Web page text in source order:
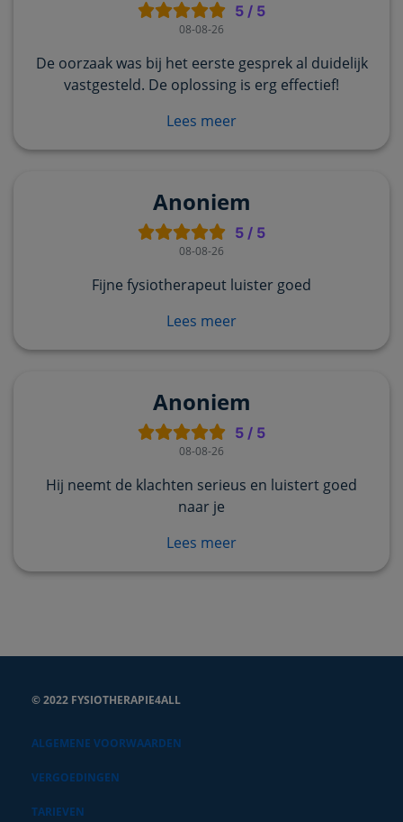
5 / 5
08-08-26
De oorzaak was bij het eerste gesprek al duidelijk
vastgesteld. De oplossing is erg effectief!
Lees meer
Anoniem
5 / 5
08-08-26
Fijne fysiotherapeut luister goed
Lees meer
Anoniem
5 / 5
08-08-26
Hij neemt de klachten serieus en luistert goed
naar je
Lees meer
© 2022 FYSIOTHERAPIE4ALL
ALGEMENE VOORWAARDEN
VERGOEDINGEN
TARIEVEN